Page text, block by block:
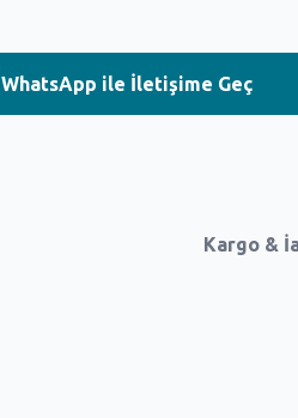
WhatsApp ile İletişime Geç
Kargo &